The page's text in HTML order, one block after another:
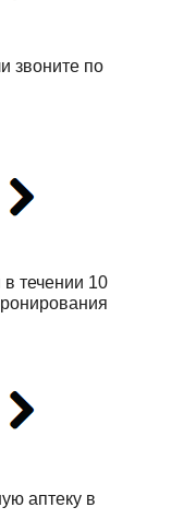
звоните по
течении 10
аптеку в